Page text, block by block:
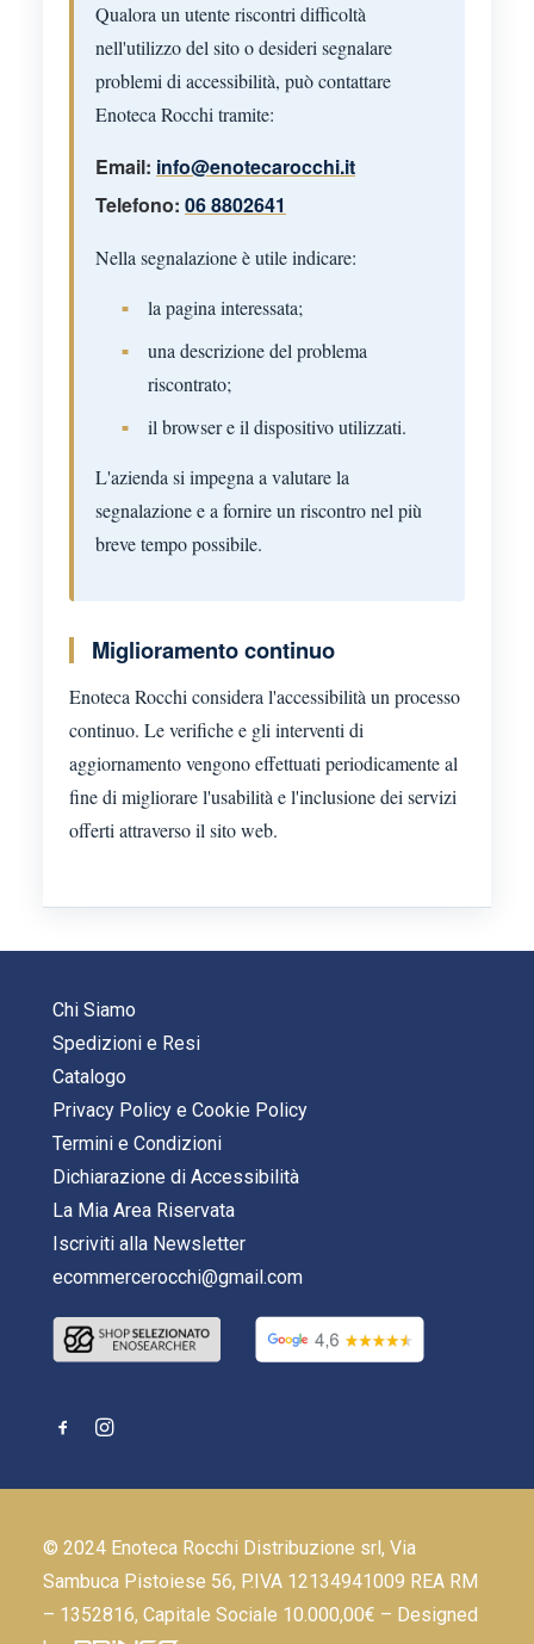
Qualora un utente riscontri difficoltà
nell'utilizzo del sito o desideri segnalare
problemi di accessibilità, può contattare
Enoteca Rocchi tramite:
Email: info@enotecarocchi.it
Telefono: 06 8802641
Nella segnalazione è utile indicare:
la pagina interessata;
una descrizione del problema
riscontrato;
il browser e il dispositivo utilizzati.
L'azienda si impegna a valutare la
segnalazione e a fornire un riscontro nel più
breve tempo possibile.
Miglioramento continuo
Enoteca Rocchi considera l'accessibilità un processo
continuo. Le verifiche e gli interventi di
aggiornamento vengono effettuati periodicamente al
fine di migliorare l'usabilità e l'inclusione dei servizi
offerti attraverso il sito web.
Chi Siamo
Spedizioni e Resi
Catalogo
Privacy Policy e Cookie Policy
Termini e Condizioni
Dichiarazione di Accessibilità
La Mia Area Riservata
Iscriviti alla Newsletter
ecommercerocchi@gmail.com
© 2024 Enoteca Rocchi Distribuzione srl, Via
Sambuca Pistoiese 56, P.IVA 12134941009 REA RM
– 1352816, Capitale Sociale 10.000,00€ – Designed